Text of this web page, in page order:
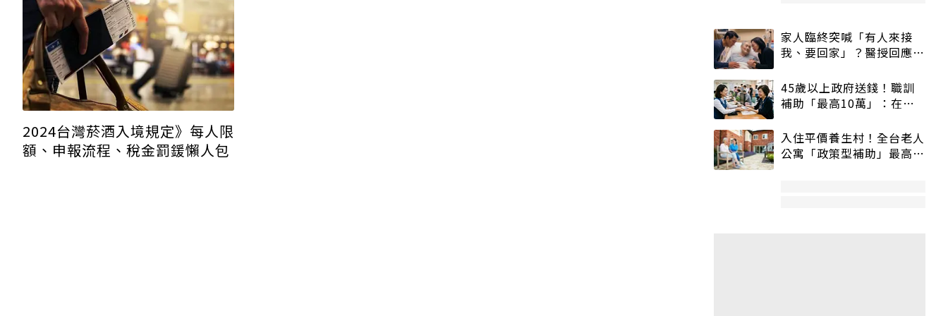
2024台灣菸酒入境規定》每人限
額、申報流程、稅金罰鍰懶人包
家人臨終突喊「有人來接
我、要回家」？醫授回應方
45歲以上政府送錢！職訓
補助「最高10萬」：在
入住平價養生村！全台老人
公寓「政策型補助」最高打